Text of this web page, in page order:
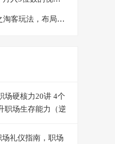
2022最新百度截流之淘客玩法，布局流量一单利润可达300+【视频课程】
场硬核力20讲 4个
职场生存能力（逆
礼仪指南，职场